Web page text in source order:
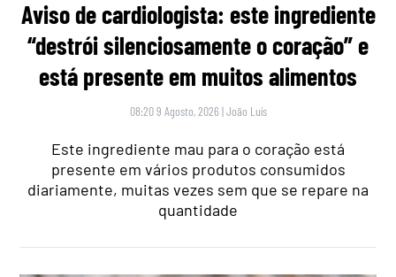
Aviso de cardiologista: este ingrediente
“destrói silenciosamente o coração” e
está presente em muitos alimentos
08:20 9 Agosto, 2026 |João Luís
Este ingrediente mau para o coração está
presente em vários produtos consumidos
diariamente, muitas vezes sem que se repare na
quantidade